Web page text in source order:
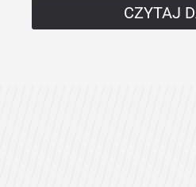
CZYTAJ